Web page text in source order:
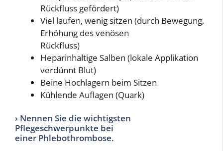
Rückfluss gefördert)
Viel laufen, wenig sitzen (durch Bewegung,
Erhöhung des venösen
Rückfluss)
Heparinhaltige Salben (lokale Applikation
verdünnt Blut)
Beine Hochlagern beim Sitzen
Kühlende Auflagen (Quark)
› Nennen Sie die wichtigsten
Pflegeschwerpunkte bei
einer Phlebothrombose.